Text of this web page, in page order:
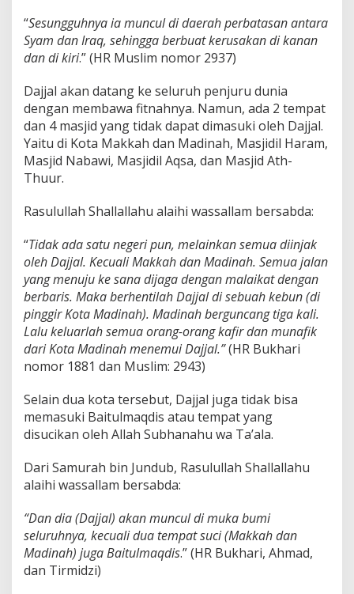
“Sesungguhnya ia muncul di daerah perbatasan antara
Syam dan Iraq, sehingga berbuat kerusakan di kanan
dan di kiri.” (HR Muslim nomor 2937)
Dajjal akan datang ke seluruh penjuru dunia
dengan membawa fitnahnya. Namun, ada 2 tempat
dan 4 masjid yang tidak dapat dimasuki oleh Dajjal.
Yaitu di Kota Makkah dan Madinah, Masjidil Haram,
Masjid Nabawi, Masjidil Aqsa, dan Masjid Ath-
Thuur.
Rasulullah Shallallahu alaihi wassallam bersabda:
“Tidak ada satu negeri pun, melainkan semua diinjak
oleh Dajjal. Kecuali Makkah dan Madinah. Semua jalan
yang menuju ke sana dijaga dengan malaikat dengan
berbaris. Maka berhentilah Dajjal di sebuah kebun (di
pinggir Kota Madinah). Madinah berguncang tiga kali.
Lalu keluarlah semua orang-orang kafir dan munafik
dari Kota Madinah menemui Dajjal.”(HR Bukhari
nomor 1881 dan Muslim: 2943)
Selain dua kota tersebut, Dajjal juga tidak bisa
memasuki Baitulmaqdis atau tempat yang
disucikan oleh Allah Subhanahu wa Ta’ala.
Dari Samurah bin Jundub, Rasulullah Shallallahu
alaihi wassallam bersabda:
“Dan dia (Dajjal) akan muncul di muka bumi
seluruhnya, kecuali dua tempat suci (Makkah dan
Madinah) juga Baitulmaqdis.” (HR Bukhari, Ahmad,
dan Tirmidzi)